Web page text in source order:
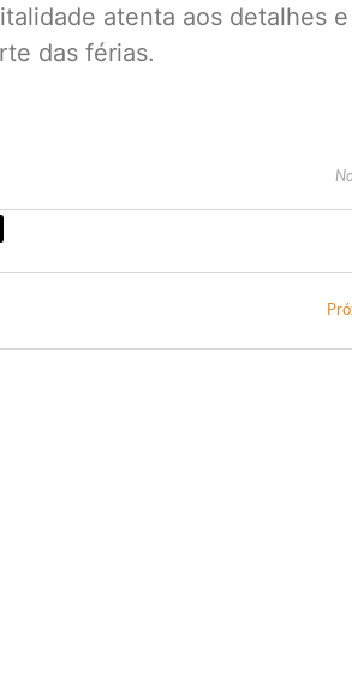
atenta aos detalhes
das férias.